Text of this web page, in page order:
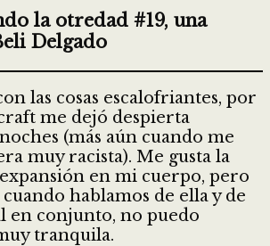
la otredad #19, una
Delgado
las cosas escalofriantes, por
me dejó despierta
(más aún cuando me
muy racista). Me gusta la
en mi cuerpo, pero
hablamos de ella y de
en conjunto, no puedo
tranquila.